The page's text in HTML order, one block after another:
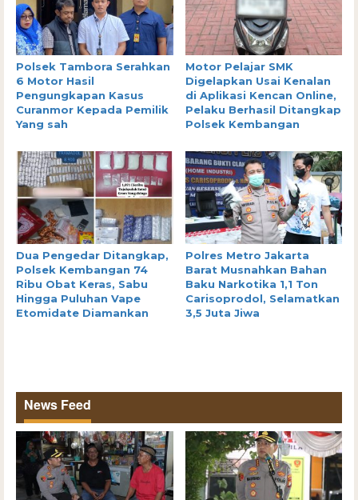
Polsek Tambora Serahkan
6 Motor Hasil
Pengungkapan Kasus
Curanmor Kepada Pemilik
Yang sah
Motor Pelajar SMK
Digelapkan Usai Kenalan
di Aplikasi Kencan Online,
Pelaku Berhasil Ditangkap
Polsek Kembangan
Dua Pengedar Ditangkap,
Polsek Kembangan 74
Ribu Obat Keras, Sabu
Hingga Puluhan Vape
Etomidate Diamankan
Polres Metro Jakarta
Barat Musnahkan Bahan
Baku Narkotika 1,1 Ton
Carisoprodol, Selamatkan
3,5 Juta Jiwa
News Feed